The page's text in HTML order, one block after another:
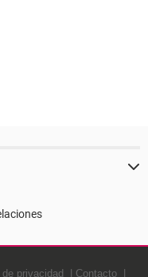
privacidad Contacto